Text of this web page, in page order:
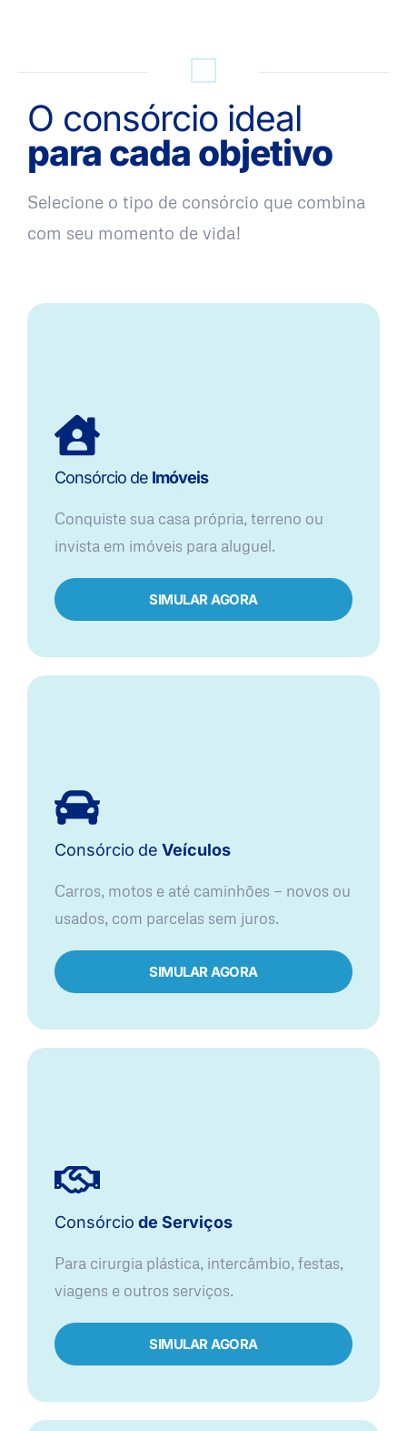
O consórcio ideal
para cada objetivo
Selecione o tipo de consórcio que combina
com seu momento de vida!
Consórcio de Imóveis
Conquiste sua casa própria, terreno ou
invista em imóveis para aluguel.
SIMULAR AGORA​
Consórcio de Veículos
Carros, motos e até caminhões — novos ou
usados, com parcelas sem juros.
SIMULAR AGORA
Consórcio de Serviços
Para cirurgia plástica, intercâmbio, festas,
viagens e outros serviços.
SIMULAR AGORA